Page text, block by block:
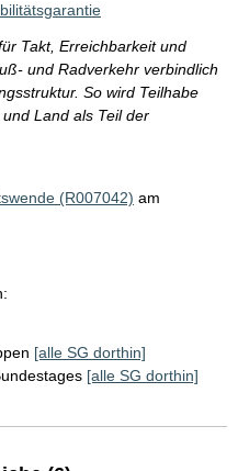
Takt, Erreichbarkeit und
und Radverkehr verbindlich
So wird Teilhabe
Land als Teil der
(R007042) am
[alle SG dorthin]
[alle SG dorthin]